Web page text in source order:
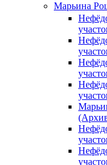
Марьина